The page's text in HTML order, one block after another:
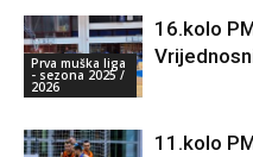
Prva muška liga
- sezona 2025 /
2026
16.kolo
11.kolo